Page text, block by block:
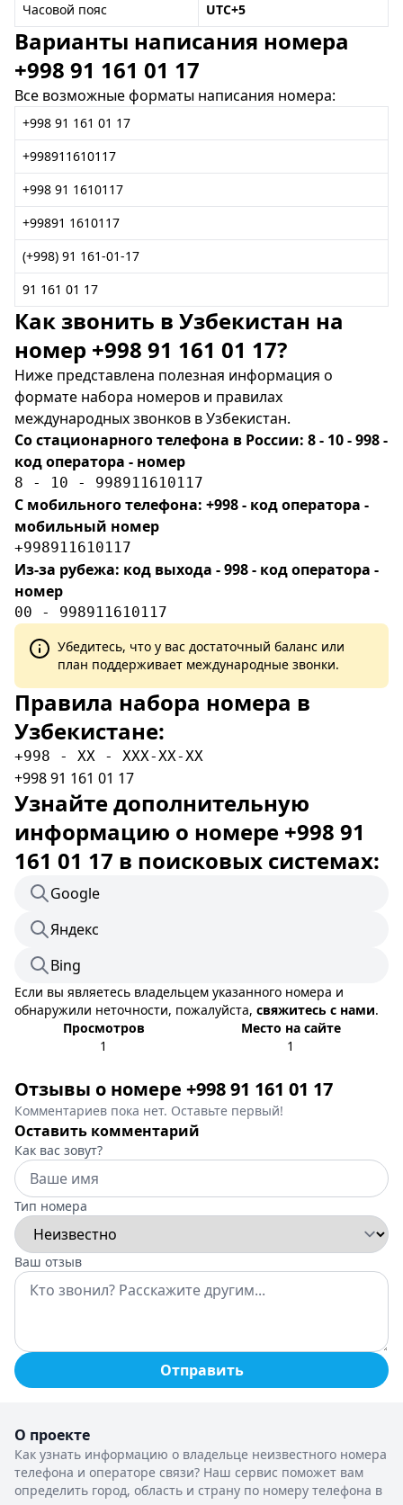
Часовой пояс
UTC+5
Варианты написания номера
+998 91 161 01 17
Все возможные форматы написания номера:
+998 91 161 01 17
+998911610117
+998 91 1610117
+99891 1610117
(+998) 91 161-01-17
91 161 01 17
Как звонить в Узбекистан на
номер +998 91 161 01 17?
Ниже представлена полезная информация о
формате набора номеров и правилах
международных звонков в Узбекистан.
Со стационарного телефона в России: 8 - 10 - 998 -
код оператора - номер
8 - 10 - 998911610117
С мобильного телефона: +998 - код оператора -
мобильный номер
+998911610117
Из-за рубежа: код выхода - 998 - код оператора -
номер
00 - 998911610117
Убедитесь, что у вас достаточный баланс или
план поддерживает международные звонки.
Правила набора номера в
Узбекистане:
+998 - XX - XXX-XX-XX
+998 91 161 01 17
Узнайте дополнительную
информацию о номере +998 91
161 01 17 в поисковых системах:
Google
Яндекс
Bing
Если вы являетесь владельцем указанного номера и
обнаружили неточности, пожалуйста, свяжитесь с нами.
Просмотров
1
Место на сайте
1
Отзывы о номере +998 91 161 01 17
Комментариев пока нет. Оставьте первый!
Оставить комментарий
Как вас зовут?
Тип номера
Ваш отзыв
Отправить
О проекте
Как узнать информацию о владельце неизвестного номера
телефона и операторе связи? Наш сервис поможет вам
определить город, область и страну по номеру телефона в